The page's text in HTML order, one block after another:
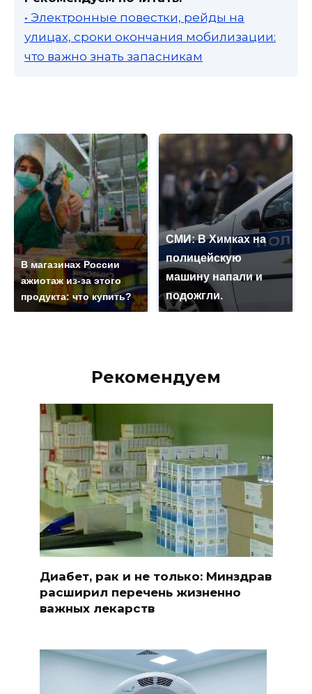
• Электронные повестки, рейды на
улицах, сроки окончания мобилизации:
что важно знать запасникам
В магазинах России
ажиотаж из-за этого
продукта: что купить?
СМИ: В Химках на
полицейскую
машину напали и
подожгли.
Рекомендуем
Диабет, рак и не только: Минздрав
расширил перечень жизненно
важных лекарств